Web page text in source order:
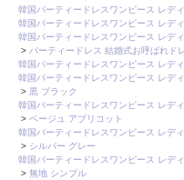
韓国パーティードレスワンピース レデ
韓国パーティードレスワンピース レデ
韓国パーティードレスワンピース レデ
> パーティードレス 結婚式お呼ばれド
韓国パーティードレスワンピース レデ
韓国パーティードレスワンピース レデ
> 黒 ブラック
韓国パーティードレスワンピース レデ
> ベージュ アプリコット
韓国パーティードレスワンピース レデ
> シルバー グレー
韓国パーティードレスワンピース レデ
> 無地 シンプル